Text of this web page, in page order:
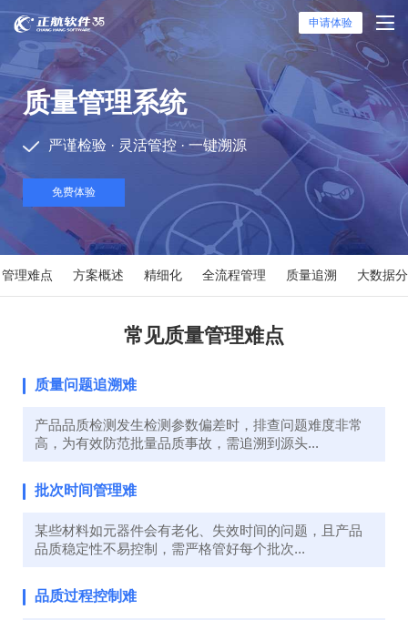
申请体验
质量管理系统
严谨检验 · 灵活管控 · 一键溯源
免费体验
管理难点 方案概述 精细化 全流程管理 质量追溯 大数据
常见质量管理难点
质量问题追溯难
产品品质检测发生检测参数偏差时，排查问题难度非常
高，为有效防范批量品质事故，需追溯到源头...
批次时间管理难
某些材料如元器件会有老化、失效时间的问题，且产品
品质稳定性不易控制，需严格管好每个批次...
品质过程控制难